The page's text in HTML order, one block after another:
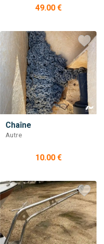
49.00 €
Chaîne
Autre
10.00 €